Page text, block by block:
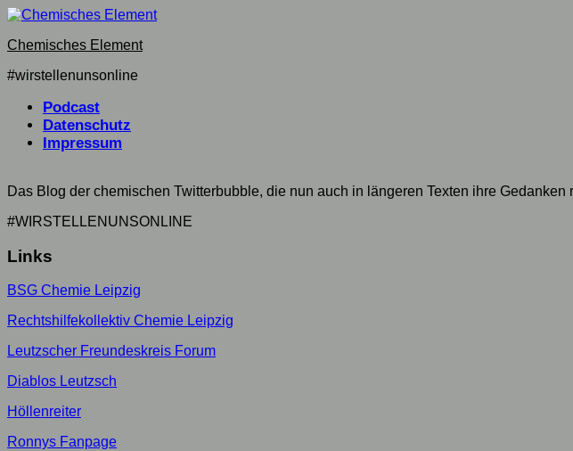
Skip
content
Chemisches Element
#wirstellenunsonline
Podcast
Datenschutz
Impressum
Das Blog der chemischen Twitterbubble, die nun auch in längeren Texten ihre
#WIRSTELLENUNSONLINE
Links
BSG Chemie Leipzig
Rechtshilfekollektiv Chemie Leipzig
Leutzscher Freundeskreis Forum
Diablos Leutzsch
Höllenreiter
Ronnys Fanpage